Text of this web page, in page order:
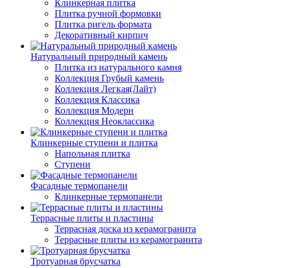
Клинкерная плитка
Плитка ручной формовки
Плитка ригель формата
Декоративный кирпич
Натуральный природный камень
Плитка из натурального камня
Коллекция Грубый камень
Коллекция Легкая(Лайт)
Коллекция Классика
Коллекция Модерн
Коллекция Неоклассика
Клинкерные ступени и плитка
Напольная плитка
Ступени
Фасадные термопанели
Клинкерные термопанели
Террасные плиты и пластины
Террасная доска из керамогранита
Террасные плиты из керамогранита
Тротуарная брусчатка